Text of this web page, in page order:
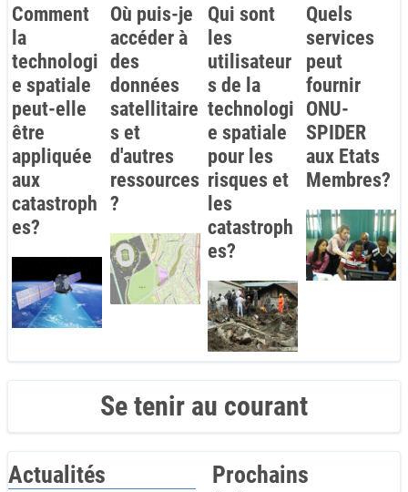
Comment
la
technologi
e spatiale
peut-elle
être
appliquée
aux
catastroph
es?
Où puis-je
accéder à
des
données
satellitaire
s et
d'autres
ressources
?
Qui sont
les
utilisateur
s de la
technologi
e spatiale
pour les
risques et
les
catastroph
es?
Quels
services
peut
fournir
ONU-
SPIDER
aux Etats
Membres?
Se tenir au courant
Actualités
Prochains